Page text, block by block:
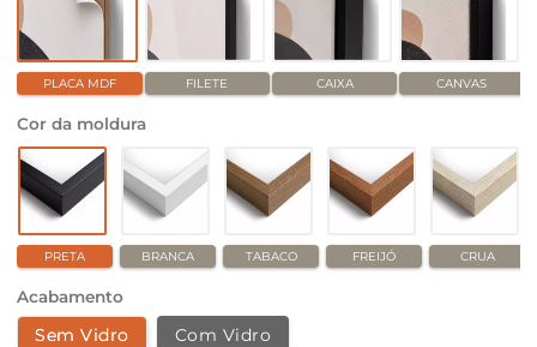
PLACA MDF FILETE CAIXA CANVAS
Cor da moldura
PRETA BRANCA TABACO FREIJÓ CRUA
Acabamento
Sem Vidro Com Vidro